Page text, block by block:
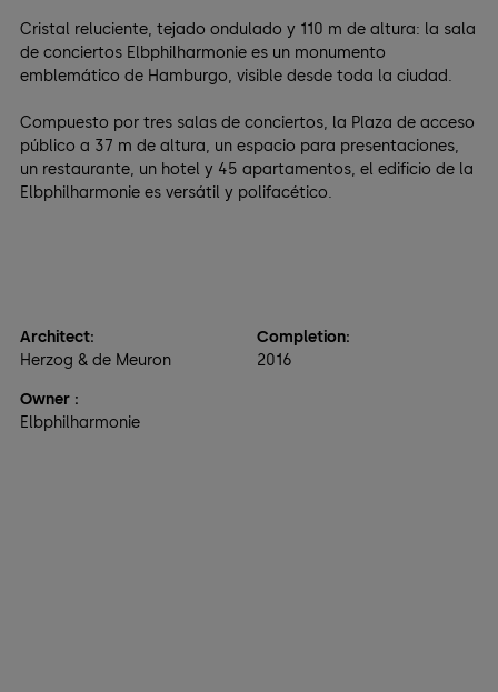
Cristal reluciente, tejado ondulado y 110 m de altura: la sala
de conciertos Elbphilharmonie es un monumento
emblemático de Hamburgo, visible desde toda la ciudad.
Compuesto por tres salas de conciertos, la Plaza de acceso
público a 37 m de altura, un espacio para presentaciones,
un restaurante, un hotel y 45 apartamentos, el edificio de la
Elbphilharmonie es versátil y polifacético.
Architect:
Herzog & de Meuron
Completion:
2016
Owner :
Elbphilharmonie